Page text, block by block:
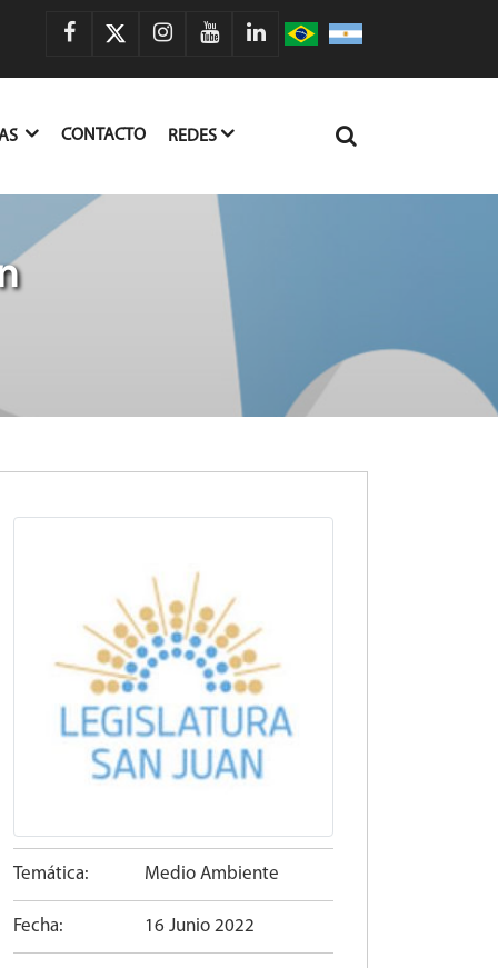
CONTACTO REDES
Temática: Medio Ambiente
Fecha: 16 Junio 2022